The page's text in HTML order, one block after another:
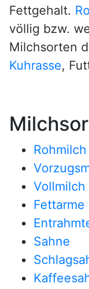
Fettgehalt.
völlig bzw.
Milchsorten
Kuhrasse,
Rohmilch
Vollmilch
Fettarme
Sahne